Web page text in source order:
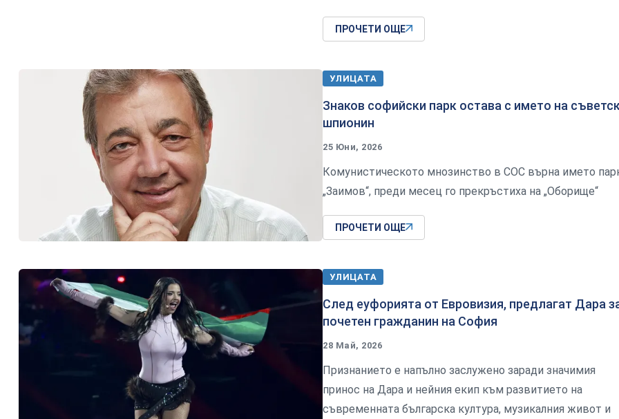
ПРОЧЕТИ ОЩЕ
УЛИЦАТА
Знаков софийски парк остава с името на
шпионин
25 Юни, 2026
Комунистическото мнозинство в СОС върна името
„Заимов“, преди месец го прекръстиха на „Оборище“
ПРОЧЕТИ ОЩЕ
УЛИЦАТА
След еуфорията от Евровизия, предлагат Дара
почетен гражданин на София
28 Май, 2026
Признанието е напълно заслужено заради значимия
принос на Дара и нейния екип към развитието на
съвременната българска култура, музикалния живот и